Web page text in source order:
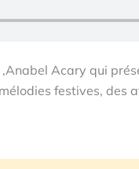
Acary qui
festives, des